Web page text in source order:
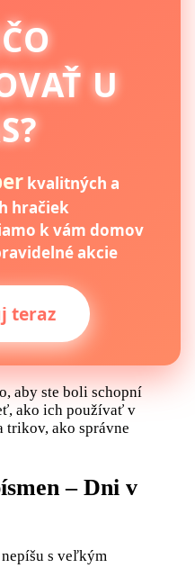
U
kvalitných a
hračiek
k vám domov
akcie
teraz
aby ste boli schopní
ako ich používať v
ako správne
– Dni v
s veľkým